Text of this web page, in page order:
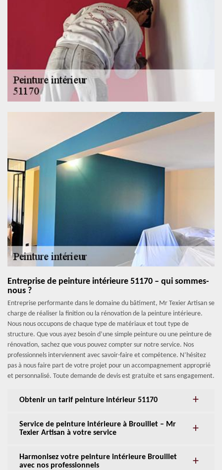
Entreprise de peinture intérieure 51170 – qui sommes-
nous ?
Entreprise performante dans le domaine du bâtiment, Mr Texier Artisan se
charge de réaliser la finition ou la rénovation de la peinture intérieure.
Nous nous occupons de chaque type de matériaux et tout type de
structure. Que vous ayez besoin d’une simple peinture ou une peinture de
rénovation, sachez que vous pouvez compter sur notre service. Nos
professionnels interviennent avec savoir-faire et compétence. N’hésitez
pas à nous faire part de votre projet pour un accompagnement approprié
et personnalisé. Toute demande de devis est gratuite et sans engagement.
Obtenir un tarif peinture intérieur 51170
Service de peinture intérieure à Brouillet – Mr
Texier Artisan à votre service
Harmonisez votre peinture intérieure Brouillet
avec nos professionnels